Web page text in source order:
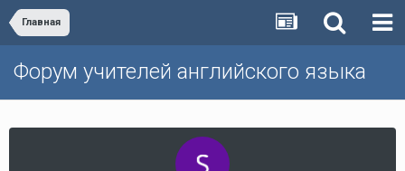
Главная
Форум учителей английского языка